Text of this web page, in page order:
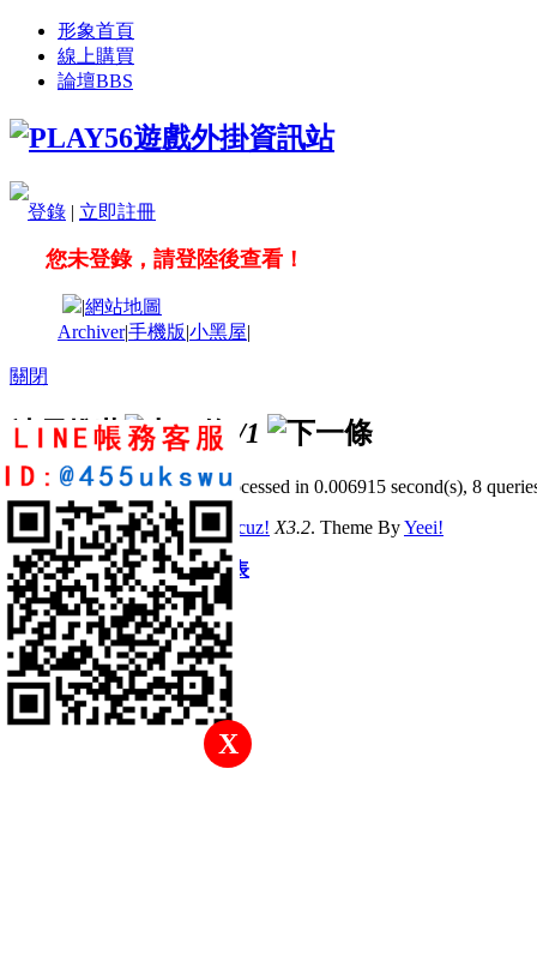
形象首頁
線上購買
論壇BBS
登錄 | 立即註冊
您未登錄，請登陸後查看！
X
|網站地圖
Archiver|手機版|小黑屋|
關閉
站長推薦 /1
GMT+8, 2026-8-8 12:50, Processed in 0.006915 second(s), 8
© 2001-2011 Powered byDiscuz! X3.2. Theme ByYeei!
快速回復 返回頂部 返回列表